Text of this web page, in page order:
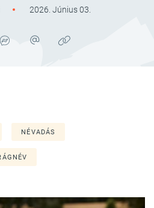
2026. Június 03.
NÉVADÁS